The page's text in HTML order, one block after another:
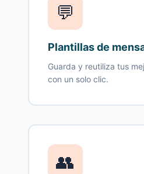
💬
Plantillas de
Guarda y reutiliza tus
con un solo clic.
👥